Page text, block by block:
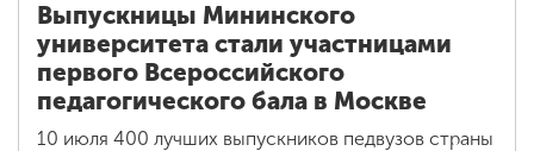
Выпускницы Мининского
университета стали участницами
первого Всероссийского
педагогического бала в Москве
10 июля 400 лучших выпускников педвузов страны